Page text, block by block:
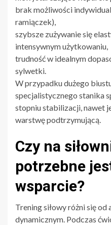
brak możliwości
ramiączek),
szybsze zużywanie się
intensywnym użytkowaniu,
trudność w idealnym
sylwetki.
W przypadku dużego
specjalistycznego stanika
stopniu stabilizacji, nawet
warstwę podtrzymującą.
Czy na
potrzebne
wsparcie?
Trening siłowy różni się
dynamicznym. Podczas